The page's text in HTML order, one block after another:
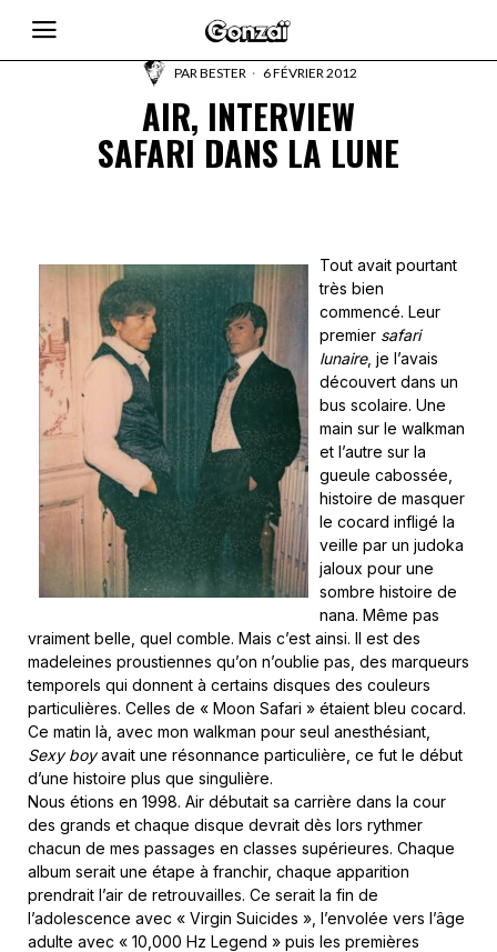
PARBESTER 6 FÉVRIER 2012
AIR, INTERVIEW
SAFARI DANS LA LUNE
Tout avait pourtant
très bien
commencé. Leur
premier safari
lunaire, je l’avais
découvert dans un
bus scolaire. Une
main sur le walkman
et l’autre sur la
gueule cabossée,
histoire de masquer
le cocard infligé la
veille par un judoka
jaloux pour une
sombre histoire de
nana. Même pas
vraiment belle, quel comble. Mais c’est ainsi. Il est des
madeleines proustiennes qu’on n’oublie pas, des marqueurs
temporels qui donnent à certains disques des couleurs
particulières. Celles de « Moon Safari » étaient bleu cocard.
Ce matin là, avec mon walkman pour seul anesthésiant,
Sexy boyavait une résonnance particulière, ce fut le début
d’une histoire plus que singulière.
Nous étions en 1998. Air débutait sa carrière dans la cour
des grands et chaque disque devrait dès lors rythmer
chacun de mes passages en classes supérieures. Chaque
album serait une étape à franchir, chaque apparition
prendrait l’air de retrouvailles. Ce serait la fin de
l’adolescence avec « Virgin Suicides », l’envolée vers l’âge
adulte avec « 10,000 Hz Legend » puis les premières